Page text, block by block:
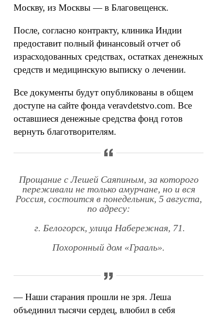
Москву, из Москвы — в Благовещенск.
После, согласно контракту, клиника Индии
предоставит полный финансовый отчет об
израсходованных средствах, остатках денежных
средств и медицинскую выписку о лечении.
Все документы будут опубликованы в общем
доступе на сайте фонда veravdetstvo.com. Все
оставшиеся денежные средства фонд готов
вернуть благотворителям.
Прощание с Лешей Саяпиным, за которого
переживали не только амурчане, но и вся
Россия, состоится в понедельник, 5 августа,
по адресу:
г. Белогорск, улица Набережная, 71.
Похоронный дом «Грааль».
— Наши старания прошли не зря. Леша
объединил тысячи сердец, влюбил в себя